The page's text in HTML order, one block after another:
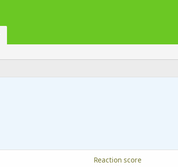
Reaction score